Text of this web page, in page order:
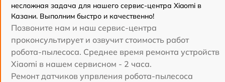
несложная задача для нашего сервис-центра Xiaomi в
Казани. Выполним быстро и качественно!
Позвоните нам и наш сервис-центра
проконсультирует и озвучит стоимость работ
робота-пылесоса. Среднее время ремонта устройств
Xiaomi в нашем сервисном - 2 часа.
Ремонт датчиков упрвления робота-пылесоса